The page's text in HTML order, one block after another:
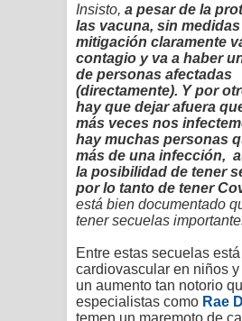
Insisto, a pesar de la
las vacuna, sin
mitigación claramente
contagio y va a haber
de personas afectadas
(directamente). Y por
hay que dejar afuera
más veces nos
hay muchas personas
más de una infección,
la posibilidad de tener
por lo tanto de tener
está bien documentado
tener secuelas
Entre estas secuelas
cardiovascular en niños
un aumento tan notorio
especialistas como Rae
temen un maremoto de